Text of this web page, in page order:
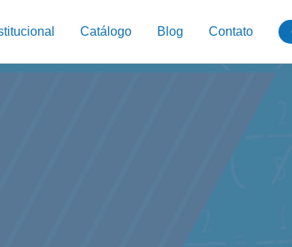
Catálogo Blog Contato